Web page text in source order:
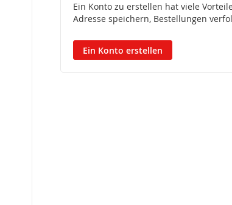
Ein Konto zu erstellen hat viele
Adresse speichern, Bestellungen
Ein Konto erstellen